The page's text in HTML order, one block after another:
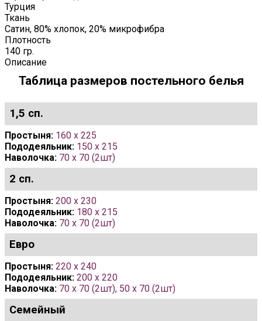
Турция
Ткань
Сатин, 80% хлопок, 20% микрофибра
Плотность
140 гр.
Описание
Таблица размеров постельного белья
1,5 сп.
Простыня: 160 x 225
Пододеяльник: 150 x 215
Наволочка: 70 x 70 (2шт)
2 сп.
Простыня: 200 x 230
Пододеяльник: 180 x 215
Наволочка: 70 х 70 (2шт)
Евро
Простыня: 220 x 240
Пододеяльник: 200 x 220
Наволочка: 70 х 70 (2шт), 50 х 70 (2шт)
Семейный